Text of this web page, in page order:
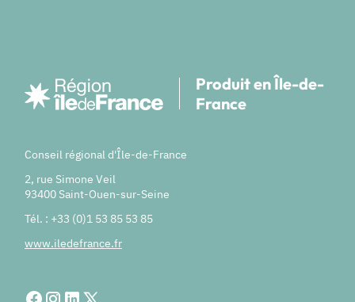
Produit en Île-de-
France
Conseil régional d'Île-de-France
2, rue Simone Veil
93400 Saint-Ouen-sur-Seine
Tél. : +33 (0)1 53 85 53 85
www.iledefrance.fr